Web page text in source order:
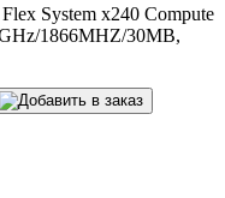
System x240 Compute
1866MHZ/30MB,